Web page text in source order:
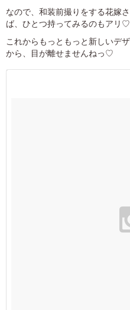
なので、和装前撮りをする花嫁
ば、ひとつ持ってみるのもアリ♡
これからもっともっと新しいデ
から、目が離せませんねっ♡